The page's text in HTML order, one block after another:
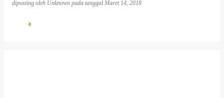
diposting oleh Unknown pada tanggal Maret 14, 2018
0